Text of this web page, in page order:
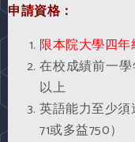
申請資格：
限本院大學四
在校成績前一學
以上
英語能力至少
71或多益750）